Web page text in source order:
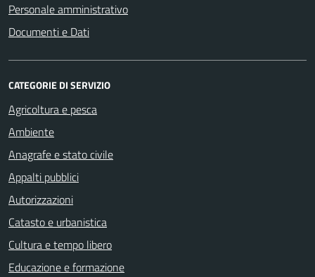
Personale amministrativo
Documenti e Dati
CATEGORIE DI SERVIZIO
Agricoltura e pesca
Ambiente
Anagrafe e stato civile
Appalti pubblici
Autorizzazioni
Catasto e urbanistica
Cultura e tempo libero
Educazione e formazione